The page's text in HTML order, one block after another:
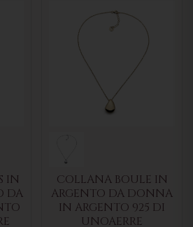
IN
DA
COLLANA BOULE IN
ARGENTO DA DONNA
IN ARGENTO 925 DI
UNOAERRE